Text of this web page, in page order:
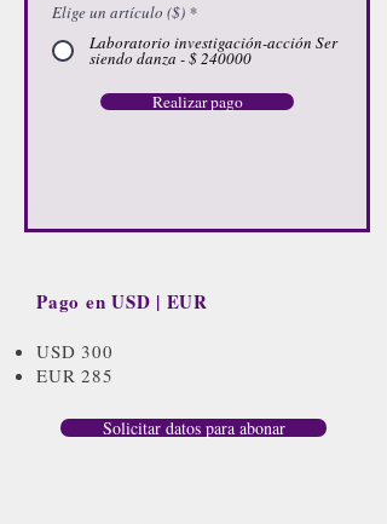
Elige un artículo ($) *
Laboratorio investigación-acción Ser
siendo danza - $ 240000
Realizar pago
Pago en USD | EUR
USD 300
EUR 285
Solicitar datos para abonar